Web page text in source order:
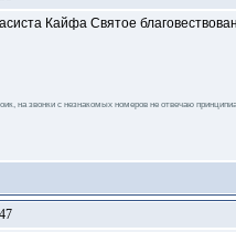
Кайфа Святое
на звонки с незнакомых номеров не отвечаю